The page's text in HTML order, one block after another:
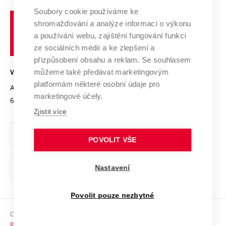
Výzkumné infrastruktury
Transfer znalostí
Open Science
Projekty
Projekty ze strukturálních fondů
Specifický výzkum
Spolupráce se školami
Mezinárodní dohody
Univerzitní sítě
Profil univerzity
Udržitelná univerzita
Podnikavá univerzita / ContriBUTe
Bezpečná univerzita
Vyznamenání
Organizační struktura
Ochrana osobních údajů
odkaz)
Sociální bezpečí
učení
technické
Brně
VYSOKÉ UČENÍ TECHNICKÉ V BRNĚ
Antonínská 548/1
602 00 Brno
www.vut.cz
vut@vutbr.cz
Copyright © 2026 VUT
Soubory cookie používáme ke
shromažďování a analýze informací o výkonu
a používání webu, zajištění fungování funkcí
ze sociálních médií a ke zlepšení a
přizpůsobení obsahu a reklam. Se souhlasem
můžeme také předávat marketingovým
platformám některé osobní údaje pro
marketingové účely.
Zjistit více
POVOLIT VŠE
Nastavení
Povolit pouze nezbytné